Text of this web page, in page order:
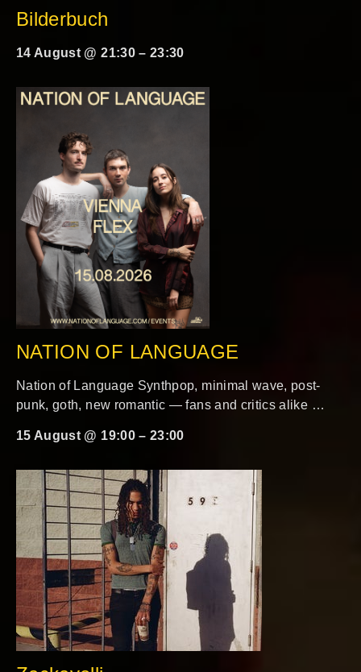
Bilderbuch
14 August @ 21:30–23:30
NATION OF LANGUAGE
Nation of Language Synthpop, minimal wave, post-
punk, goth, new romantic — fans and critics alike …
15 August @ 19:00–23:00